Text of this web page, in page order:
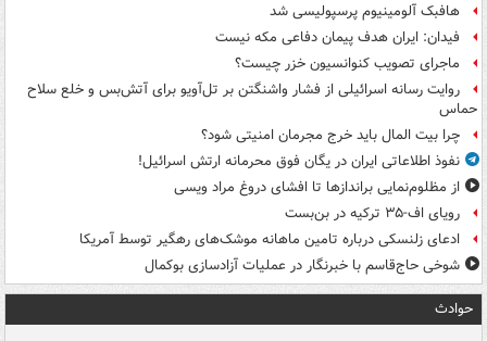
هافبک آلومینیوم پرسپولیسی شد
فیدان: ایران هدف پیمان دفاعی مکه نیست
ماجرای تصویب کنوانسیون خزر چیست؟
روایت رسانه اسرائیلی از فشار واشنگتن بر تل‌آویو برای آتش‌بس و خلع سلاح
حماس
چرا بیت المال باید خرج مجرمان امنیتی شود؟
نفوذ اطلاعاتی ایران در یگان فوق محرمانه ارتش اسرائیل!
از مظلوم‌نمایی براندازها تا افشای دروغ مراد ویسی
رویای اف-۳۵ ترکیه در بن‌بست
ادعای زلنسکی درباره تامین ماهانه موشک‌های رهگیر توسط آمریکا
شوخی حاج‌قاسم با خبرنگار در عملیات آزادسازی بوکمال
حوادث